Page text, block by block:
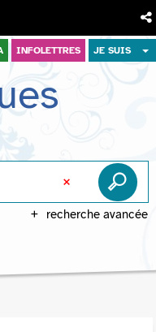
INFOLETTRES JE SUIS
recherche avancée